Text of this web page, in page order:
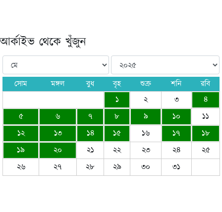
আর্কাইভ থেকে খুঁজুন
সোম মঙ্গল বুধ বৃহ শুক্র শনি
রবি
১
২ ৩
৪
৫
৬ ৭ ৮ ৯ ১০
১১
১২
১৩ ১৪ ১৫ ১৬ ১৭
১৮
১৯
২০ ২১ ২২ ২৩ ২৪
২৫
২৬
২৭ ২৮ ২৯ ৩০ ৩১